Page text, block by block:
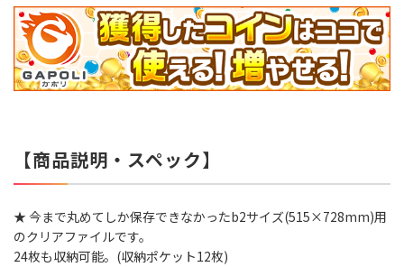
【商品説明・スペック】
★ 今まで丸めてしか保存できなかったb2サイズ(515×728mm)用
のクリアファイルです。
24枚も収納可能。(収納ポケット12枚)